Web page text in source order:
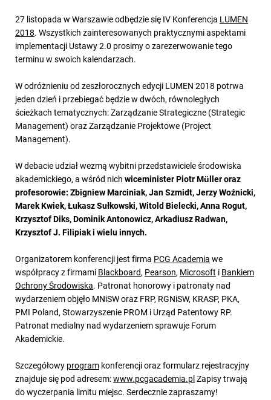
27 listopada w Warszawie odbędzie się IV Konferencja LUMEN
2018. Wszystkich zainteresowanych praktycznymi aspektami
implementacji Ustawy 2.0 prosimy o zarezerwowanie tego
terminu w swoich kalendarzach.
W odróżnieniu od zeszłorocznych edycji LUMEN 2018 potrwa
jeden dzień i przebiegać będzie w dwóch, równoległych
ścieżkach tematycznych: Zarządzanie Strategiczne (Strategic
Management) oraz Zarządzanie Projektowe (Project
Management).
W debacie udział wezmą wybitni przedstawiciele środowiska
akademickiego, a wśród nich wiceminister Piotr Müller oraz
profesorowie: Zbigniew Marciniak, Jan Szmidt, Jerzy Woźnicki,
Marek Kwiek, Łukasz Sułkowski, Witold Bielecki, Anna Rogut,
Krzysztof Diks, Dominik Antonowicz, Arkadiusz Radwan,
Krzysztof J. Filipiak i wielu innych.
Organizatorem konferencji jest firma PCG Academia we
współpracy z firmami Blackboard, Pearson, Microsoft i Bankiem
Ochrony Środowiska. Patronat honorowy i patronaty nad
wydarzeniem objęło MNiSW oraz FRP, RGNiSW, KRASP, PKA,
PMI Poland, Stowarzyszenie PROM i Urząd Patentowy RP.
Patronat medialny nad wydarzeniem sprawuje Forum
Akademickie.
Szczegółowy program konferencji oraz formularz rejestracyjny
znajduje się pod adresem:www.pcgacademia.plZapisy trwają
do wyczerpania limitu miejsc. Serdecznie zapraszamy!